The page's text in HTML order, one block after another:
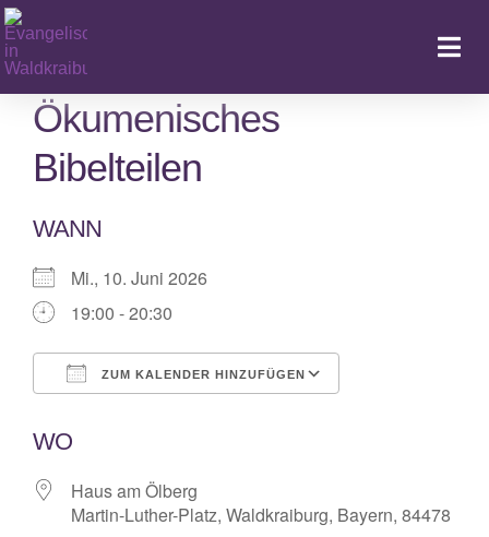
Zum
Inhalt
springen
Ökumenisches
Bibelteilen
WANN
Mi., 10. Juni 2026
19:00 - 20:30
ZUM KALENDER HINZUFÜGEN
WO
Haus am Ölberg
Martin-Luther-Platz, Waldkraiburg, Bayern, 84478